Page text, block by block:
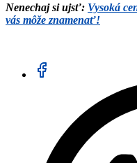
Nenechaj si ujsť: Vysoká
vás môže znamenať!